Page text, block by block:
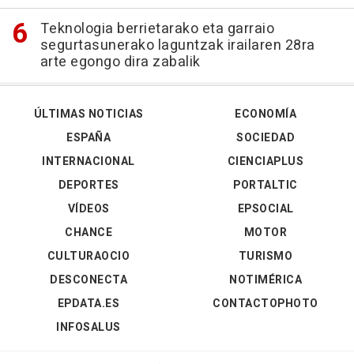
Teknologia berrietarako eta garraio
segurtasunerako laguntzak irailaren 28ra
arte egongo dira zabalik
ÚLTIMAS NOTICIAS
ESPAÑA
INTERNACIONAL
DEPORTES
VÍDEOS
ECONOMÍA
SOCIEDAD
CIENCIAPLUS
PORTALTIC
EPSOCIAL
CHANCE
CULTURAOCIO
DESCONECTA
EPDATA.ES
INFOSALUS
MOTOR
TURISMO
NOTIMÉRICA
CONTACTOPHOTO